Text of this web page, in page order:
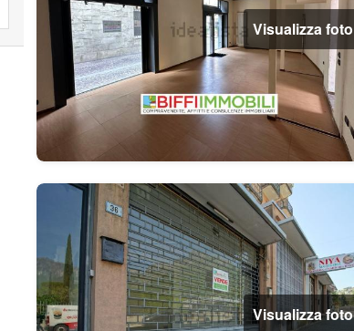
Visualizza foto
Visualizza foto